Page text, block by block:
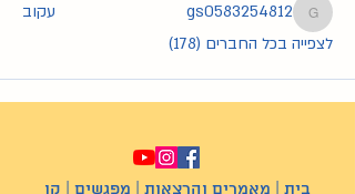
gs0583254812
gs0583254812
עקוב
לצפייה בכל החברים (178)
בית מאמרים והרצאות מפגשים קו